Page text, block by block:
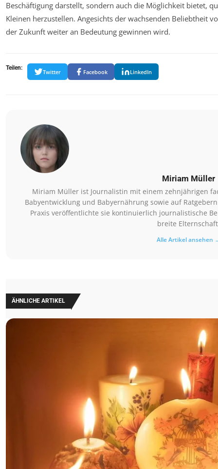
Beschäftigung darstellt, sondern auch die Möglichkeit bietet,
Kleinen herzustellen. Angesichts der wachsenden Beliebtheit
der Zukunft weiter an Bedeutung gewinnen wird.
Teilen:
Twitter Facebook LinkedIn
Miriam Müller
Miriam Müller ist Journalistin mit einem zehnjährigen
Babyentwicklung und Babyernährung sowie auf
Praxis veröffentlichte sie kontinuierlich journalistische
breite
Alle Artikel ansehen
ÄHNLICHE ARTIKEL